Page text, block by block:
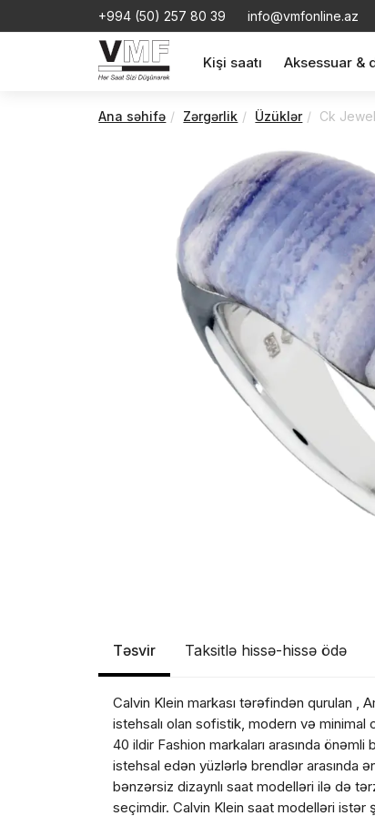
+994 (50) 257 80 39 info@vmfonline.az
Kişi saatı Aksessuar &
Ana səhifə Zərgərlik Üzüklər Ck
Təsvir Taksitlə hissə-hissə ödə
Calvin Klein markası tərəfindən qurulan ,
istehsalı olan sofistik, modern və
40 ildir Fashion markaları arasında
istehsal edən yüzlərlə brendlər arasında
bənzərsiz dizaynlı saat modelləri ilə də
seçimdir. Calvin Klein saat modelləri istər